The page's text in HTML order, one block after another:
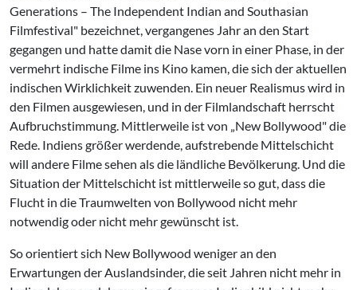
Generations – The Independent Indian and Southasian
Filmfestival" bezeichnet, vergangenes Jahr an den Start
gegangen und hatte damit die Nase vorn in einer Phase, in der
vermehrt indische Filme ins Kino kamen, die sich der aktuellen
indischen Wirklichkeit zuwenden. Ein neuer Realismus wird in
den Filmen ausgewiesen, und in der Filmlandschaft herrscht
Aufbruchstimmung. Mittlerweile ist von „New Bollywood" die
Rede. Indiens größer werdende, aufstrebende Mittelschicht
will andere Filme sehen als die ländliche Bevölkerung. Und die
Situation der Mittelschicht ist mittlerweile so gut, dass die
Flucht in die Traumwelten von Bollywood nicht mehr
notwendig oder nicht mehr gewünscht ist.
So orientiert sich New Bollywood weniger an den
Erwartungen der Auslandsinder, die seit Jahren nicht mehr in